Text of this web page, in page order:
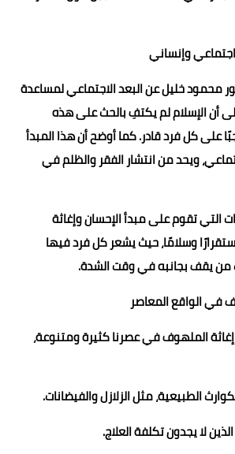
وإنساني
محمود خليل عن البعد الاجتماعي لمساعدة
أن الإسلام لم يكتفِ بالحث على هذه
على كل فرد قادر. كما أوضح أن هذا المبدأ
ويحد من انتشار الفقر والظلم في
التي تقوم على مبدأ الإحسان وإغاثة
وسلامًا، حيث يشعر كل فرد فيها
من يقف بجانبه في وقت الشدة.
في الواقع المعاصر
الملهوف في عصرنا كثيرة ومتنوعة،
الطبيعية، مثل الزلازل والفيضانات.
لا يجدون تكلفة العلاج.